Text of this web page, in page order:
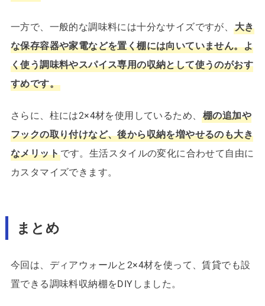
一方で、一般的な調味料には十分なサイズですが、大き
な保存容器や家電などを置く棚には向いていません。よ
く使う調味料やスパイス専用の収納として使うのがおす
すめです。
さらに、柱には2×4材を使用しているため、棚の追加や
フックの取り付けなど、後から収納を増やせるのも大き
なメリットです。生活スタイルの変化に合わせて自由に
カスタマイズできます。
まとめ
今回は、ディアウォールと2×4材を使って、賃貸でも設
置できる調味料収納棚をDIYしました。